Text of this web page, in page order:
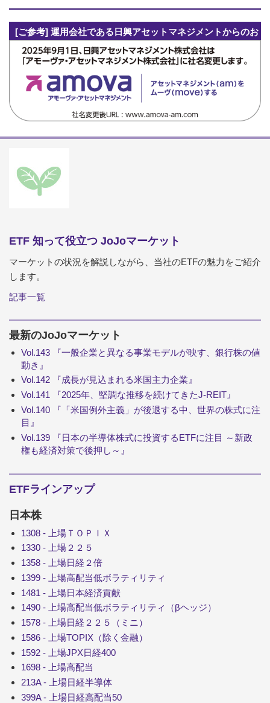
[ご参考] 運用会社である日興アセットマネジメントからのお
知らせ
ETF 知って役立つ JoJoマーケット
マーケットの状況を解説しながら、当社のETFの魅力をご紹介
します。
記事一覧
最新のJoJoマーケット
Vol.143 『一般企業と異なる事業モデルが映す、銀行株の値
動き』
Vol.142 『成長が見込まれる米国主力企業』
Vol.141 『2025年、堅調な推移を続けてきたJ-REIT』
Vol.140 『「米国例外主義」が後退する中、世界の株式に注
目』
Vol.139 『日本の半導体株式に投資するETFに注目 ～新政
権も経済対策で後押し～』
ETFラインアップ
日本株
1308 - 上場ＴＯＰＩＸ
1330 - 上場２２５
1358 - 上場日経２倍
1399 - 上場高配当低ボラティリティ
1481 - 上場日本経済貢献
1490 - 上場高配当低ボラティリティ（βヘッジ）
1578 - 上場日経２２５（ミニ）
1586 - 上場TOPIX（除く金融）
1592 - 上場JPX日経400
1698 - 上場高配当
213A - 上場日経半導体
399A - 上場日経高配当50